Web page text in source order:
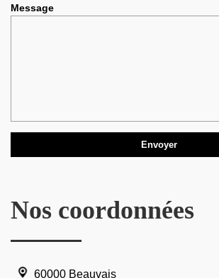
Message
Nos coordonnées
60000 Beauvais